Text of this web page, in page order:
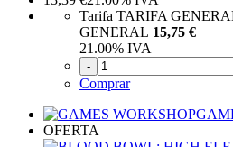
Tarifa TARIFA
GENERAL 15,75 €
21.00% IVA
-
Comprar
OFERTA